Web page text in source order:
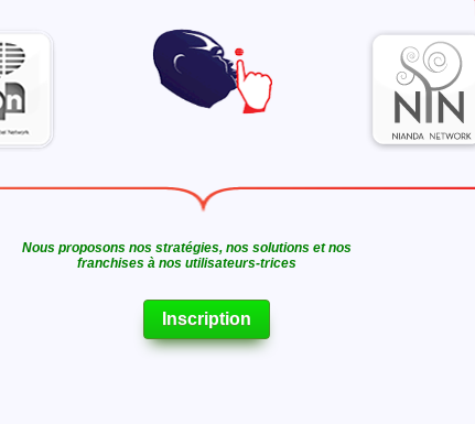
Nous proposons nos stratégies, nos solutions et nos
franchises à nos utilisateurs-trices
Inscription